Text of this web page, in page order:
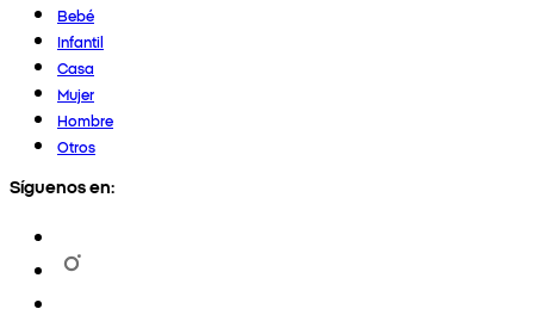
Bebé
Infantil
Casa
Mujer
Hombre
Otros
Síguenos en: